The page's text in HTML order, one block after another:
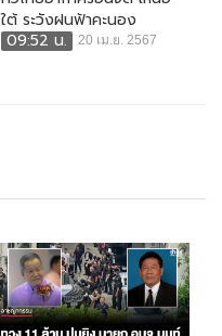
ใต้ ระวังฝนฟ้าคะนอง
09:52 น.
20 เม.ย. 2567